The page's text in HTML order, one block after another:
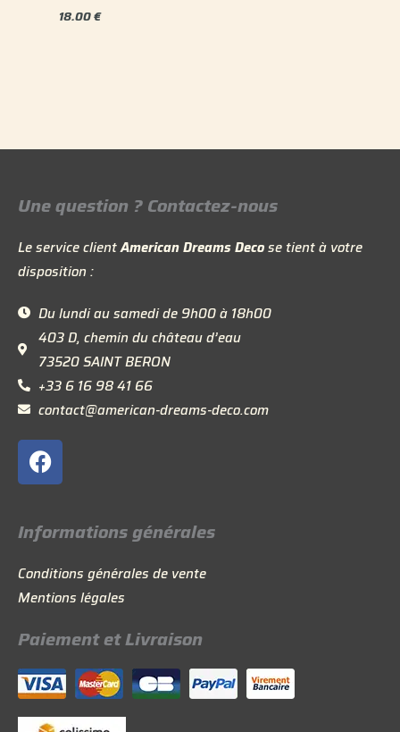
18.00€
Une question ? Contactez-nous
Le service clientAmerican Dreams Decose tient à votre
disposition :
Du lundi au samedi de 9h00 à 18h00
403 D, chemin du château d’eau
73520 SAINT BERON
+33 6 16 98 41 66
contact@american-dreams-deco.com
F
a
c
e
b
o
o
k
Informations générales
Conditions générales de vente
Mentions légales
Paiement et Livraison